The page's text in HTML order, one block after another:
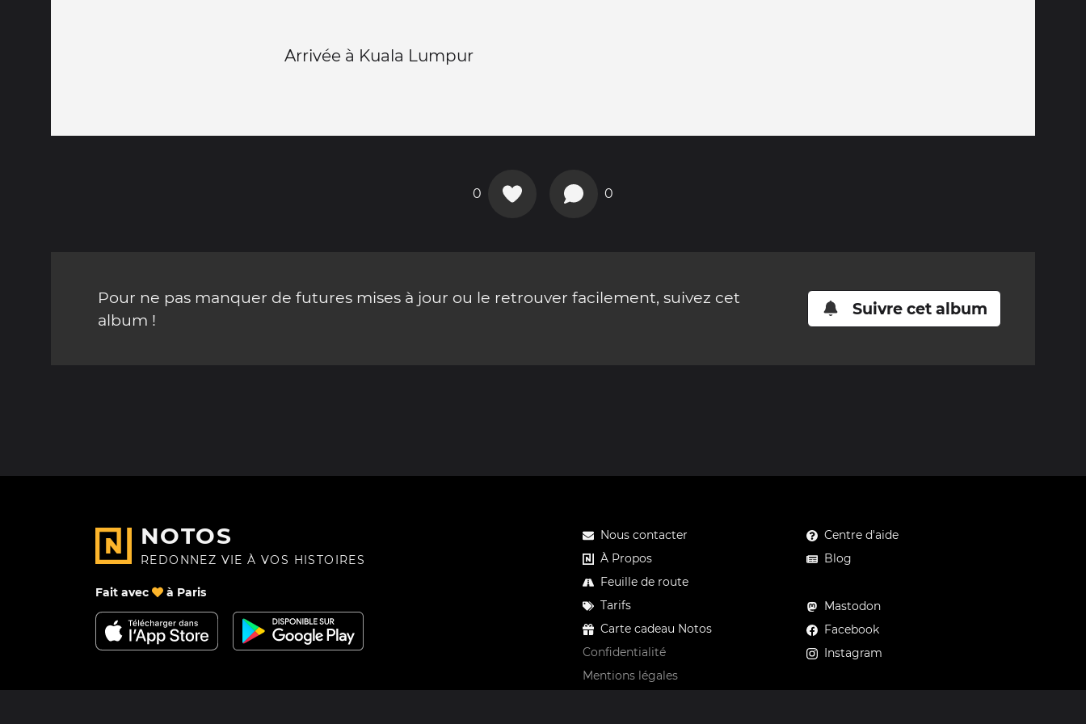
Arrivée à Kuala Lumpur
0 0
Pour ne pas manquer de futures mises à jour ou le retrouver facilement, suivez cet
album !
Suivre cet album
NOTOS
REDONNEZ VIE À VOS HISTOIRES
Fait avec à Paris
Nous contacter
À Propos
Feuille de route
Tarifs
Carte cadeau Notos
Confidentialité
Mentions légales
Centre d'aide
Blog
Mastodon
Facebook
Instagram